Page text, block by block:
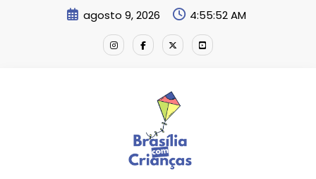
agosto 9, 2026 4:55:52 AM